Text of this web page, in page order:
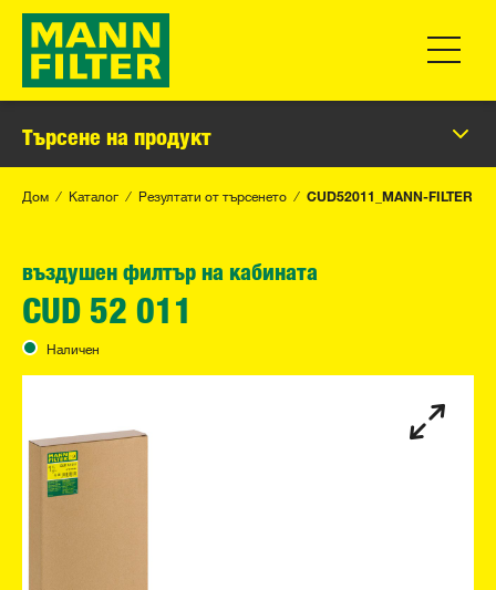
Търсене на продукт
Дом Каталог Резултати от търсенето CUD52011_MANN-FILTER
въздушен филтър на кабината
CUD 52 011
Наличен